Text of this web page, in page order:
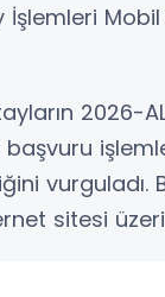
İşlemleri
2026-
başvuru
vurguladı.
sitesi